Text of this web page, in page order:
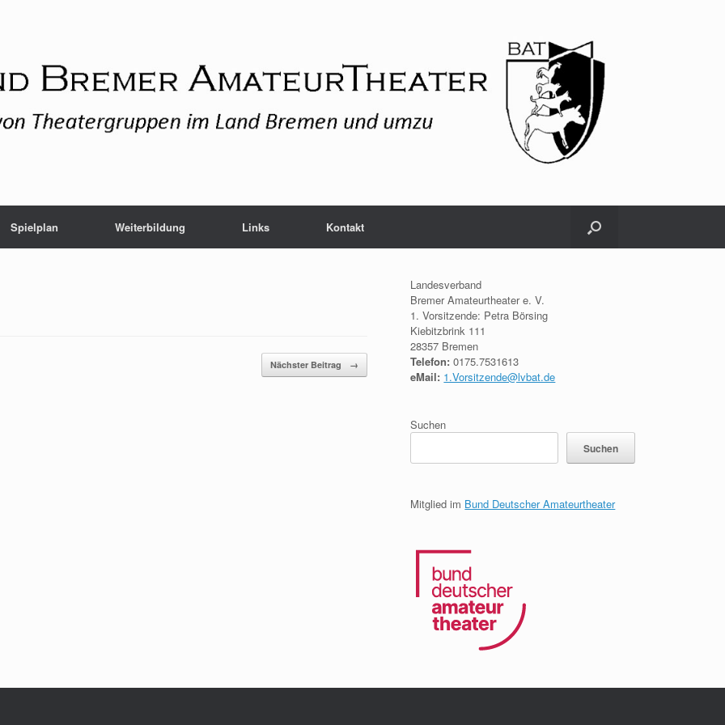
Spielplan Weiterbildung Links Kontakt
Nächster Beitrag →
Landesverband
Bremer Amateurtheater e. V.
1. Vorsitzende: Petra Börsing
Kiebitzbrink 111
28357 Bremen
Telefon: 0175.7531613
eMail: 1.Vorsitzende@lvbat.de
Suchen
Suchen
Mitglied im Bund Deutscher Amateurtheater